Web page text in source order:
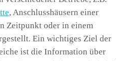
, Anschlusshäusern einer
Zeitpunkt oder in einem
Ein wichtiges Ziel der
ist die Information über